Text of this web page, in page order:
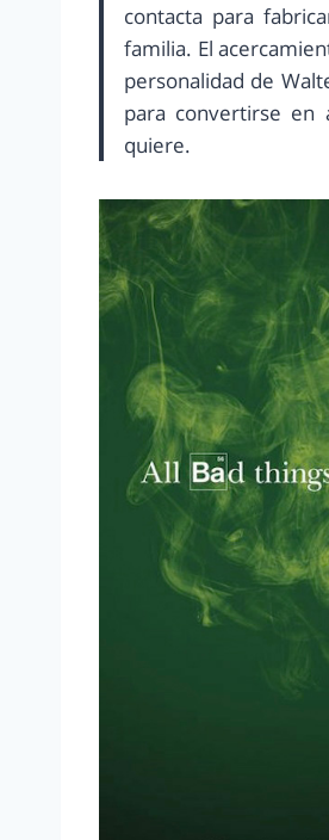
contacta para
familia. El
personalidad de
para convertirse en
quiere.